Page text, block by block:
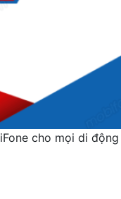
cho mọi di động